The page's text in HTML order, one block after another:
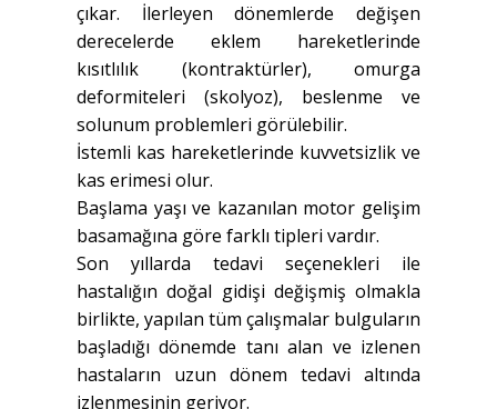
çıkar. İlerleyen dönemlerde değişen
derecelerde eklem hareketlerinde
kısıtlılık (kontraktürler), omurga
deformiteleri (skolyoz), beslenme ve
solunum problemleri görülebilir.
İstemli kas hareketlerinde kuvvetsizlik ve
kas erimesi olur.
Başlama yaşı ve kazanılan motor gelişim
basamağına göre farklı tipleri vardır.
Son yıllarda tedavi seçenekleri ile
hastalığın doğal gidişi değişmiş olmakla
birlikte, yapılan tüm çalışmalar bulguların
başladığı dönemde tanı alan ve izlenen
hastaların uzun dönem tedavi altında
izlenmesinin geriyor.